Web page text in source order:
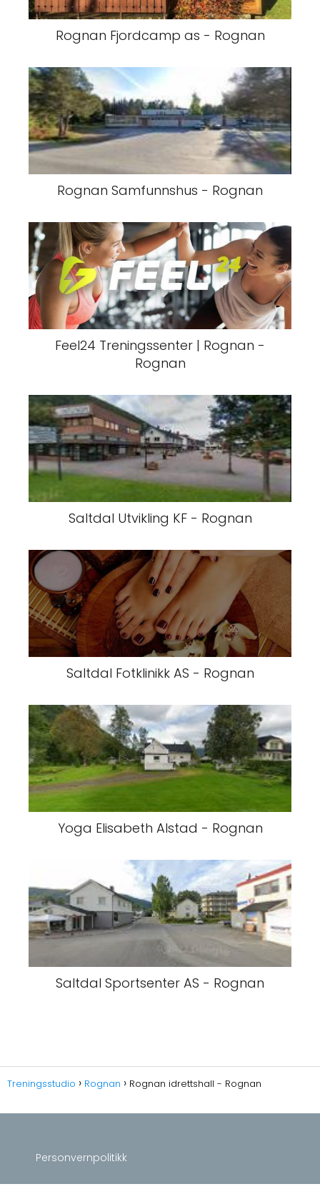
Rognan Fjordcamp as - Rognan
Rognan Samfunnshus - Rognan
Feel24 Treningssenter | Rognan -
Rognan
Saltdal Utvikling KF - Rognan
Saltdal Fotklinikk AS - Rognan
Yoga Elisabeth Alstad - Rognan
Saltdal Sportsenter AS - Rognan
Treningsstudio Rognan Rognan idrettshall - Rognan
Personvernpolitikk